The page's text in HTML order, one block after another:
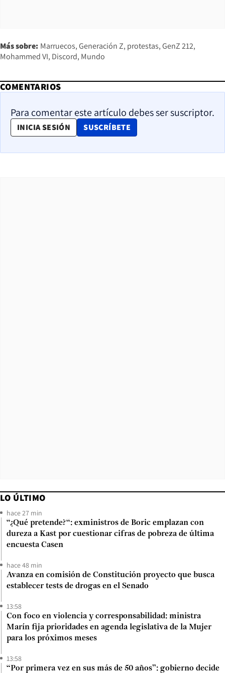
Más sobre: Marruecos Generación Z protestas GenZ 212
Mohammed VI Discord Mundo
COMENTARIOS
Para comentar este artículo debes ser suscriptor.
INICIA SESIÓN SUSCRÍBETE
OPENS IN NEW WINDOW
LO ÚLTIMO
hace 27 min
“¿Qué pretende?“: exministros de Boric emplazan con
dureza a Kast por cuestionar cifras de pobreza de última
encuesta Casen
hace 48 min
Avanza en comisión de Constitución proyecto que busca
establecer tests de drogas en el Senado
13:58
Con foco en violencia y corresponsabilidad: ministra
Marín fija prioridades en agenda legislativa de la Mujer
para los próximos meses
13:58
“Por primera vez en sus más de 50 años”: gobierno decide